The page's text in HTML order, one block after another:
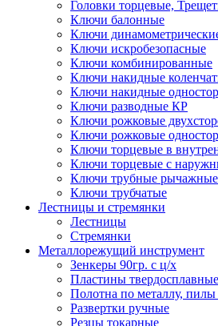
Головки торцевые,
Ключи балонные
Ключи
Ключи искробезопасные
Ключи комбинированные
Ключи накидные
Ключи накидные
Ключи разводные КР
Ключи рожковые
Ключи рожковые
Ключи торцевые в
Ключи торцевые с
Ключи трубные
Ключи трубчатые
Лестницы и стремянки
Лестницы
Стремянки
Металлорежущий инструмент
Зенкеры 90гр. с ц/х
Пластины
Полотна по металлу,
Развертки ручные
Резцы токарные